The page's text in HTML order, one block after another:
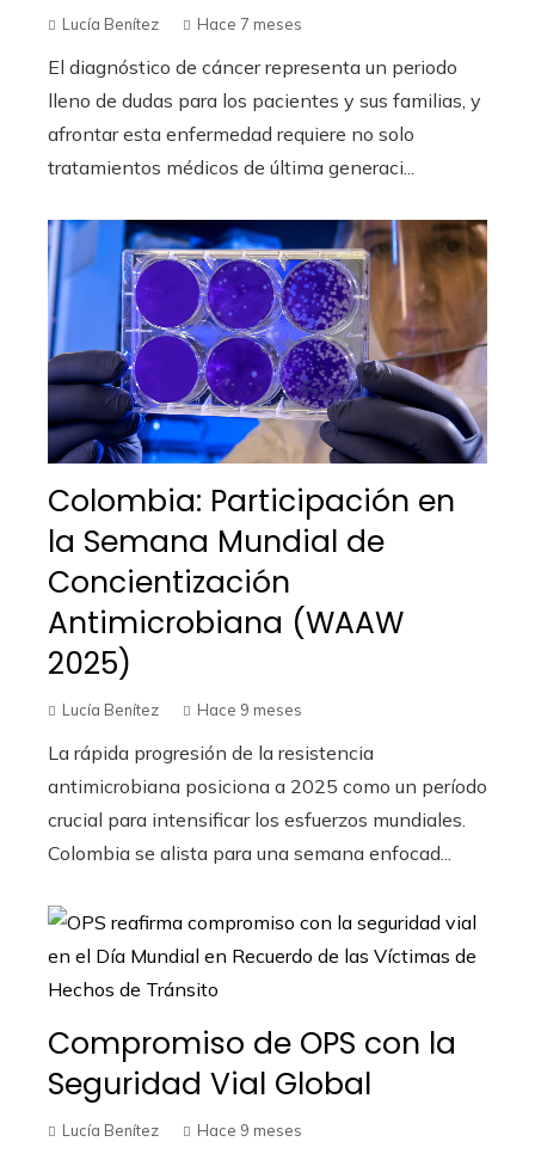
Lucía Benítez Hace 7 meses
El diagnóstico de cáncer representa un periodo
lleno de dudas para los pacientes y sus familias, y
afrontar esta enfermedad requiere no solo
tratamientos médicos de última generaci...
Colombia: Participación en
la Semana Mundial de
Concientización
Antimicrobiana (WAAW
2025)
Lucía Benítez Hace 9 meses
La rápida progresión de la resistencia
antimicrobiana posiciona a 2025 como un período
crucial para intensificar los esfuerzos mundiales.
Colombia se alista para una semana enfocad...
Compromiso de OPS con la
Seguridad Vial Global
Lucía Benítez Hace 9 meses